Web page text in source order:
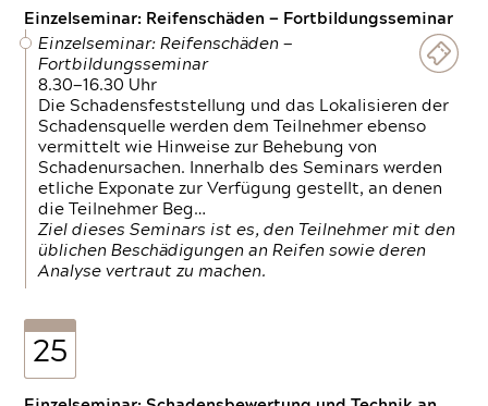
Einzelseminar: Reifenschäden — Fortbildungsseminar
Einzelseminar: Reifenschäden —
Fortbildungsseminar
8.30—16.30 Uhr
Die Schadensfeststellung und das Lokalisieren der
Schadensquelle werden dem Teilnehmer ebenso
vermittelt wie Hinweise zur Behebung von
Schadenursachen. Innerhalb des Seminars werden
etliche Exponate zur Verfügung gestellt, an denen
die Teilnehmer Beg…
Ziel dieses Seminars ist es, den Teilnehmer mit den
üblichen Beschädigungen an Reifen sowie deren
Analyse vertraut zu machen.
25